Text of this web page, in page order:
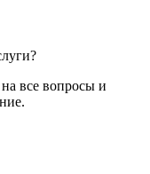
все вопросы и